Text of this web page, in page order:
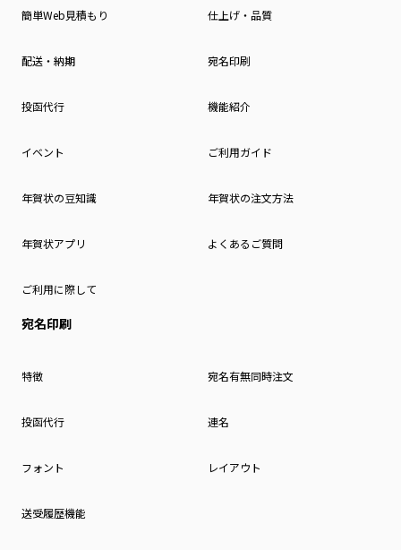
簡単Web見積もり 仕上げ・品質
配送・納期 宛名印刷
投函代行 機能紹介
イベント ご利用ガイド
年賀状の豆知識 年賀状の注文方法
年賀状アプリ よくあるご質問
ご利用に際して
宛名印刷
特徴 宛名有無同時注文
投函代行 連名
フォント レイアウト
送受履歴機能